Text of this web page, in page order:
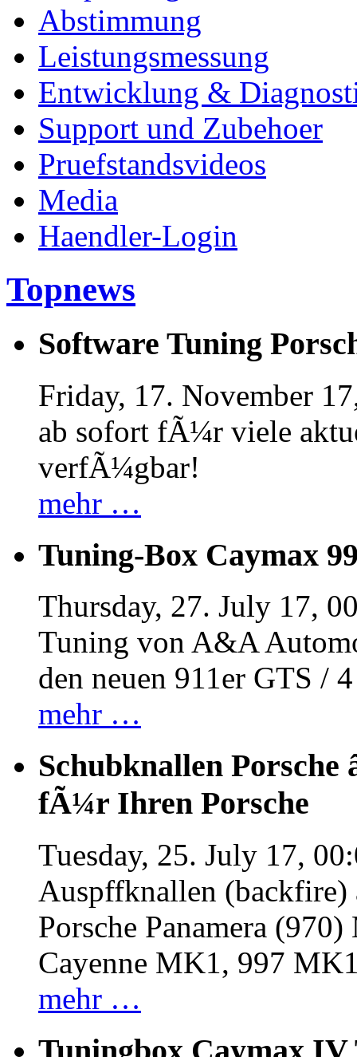
Abstimmung
Leistungsmessung
Entwicklung &
Support und Zubehoer
Pruefstandsvideos
Media
Haendler-Login
Topnews
Software Tuning
Friday, 17. November
ab sofort fÃ¼r viele
verfÃ¼gbar!
mehr …
Tuning-Box Caymax
Thursday, 27. July 17,
Tuning von A&A
den neuen 911er GTS /
mehr …
Schubknallen Porsche
fÃ¼r Ihren Porsche
Tuesday, 25. July 17,
Auspffknallen
Porsche Panamera
Cayenne MK1, 997
mehr …